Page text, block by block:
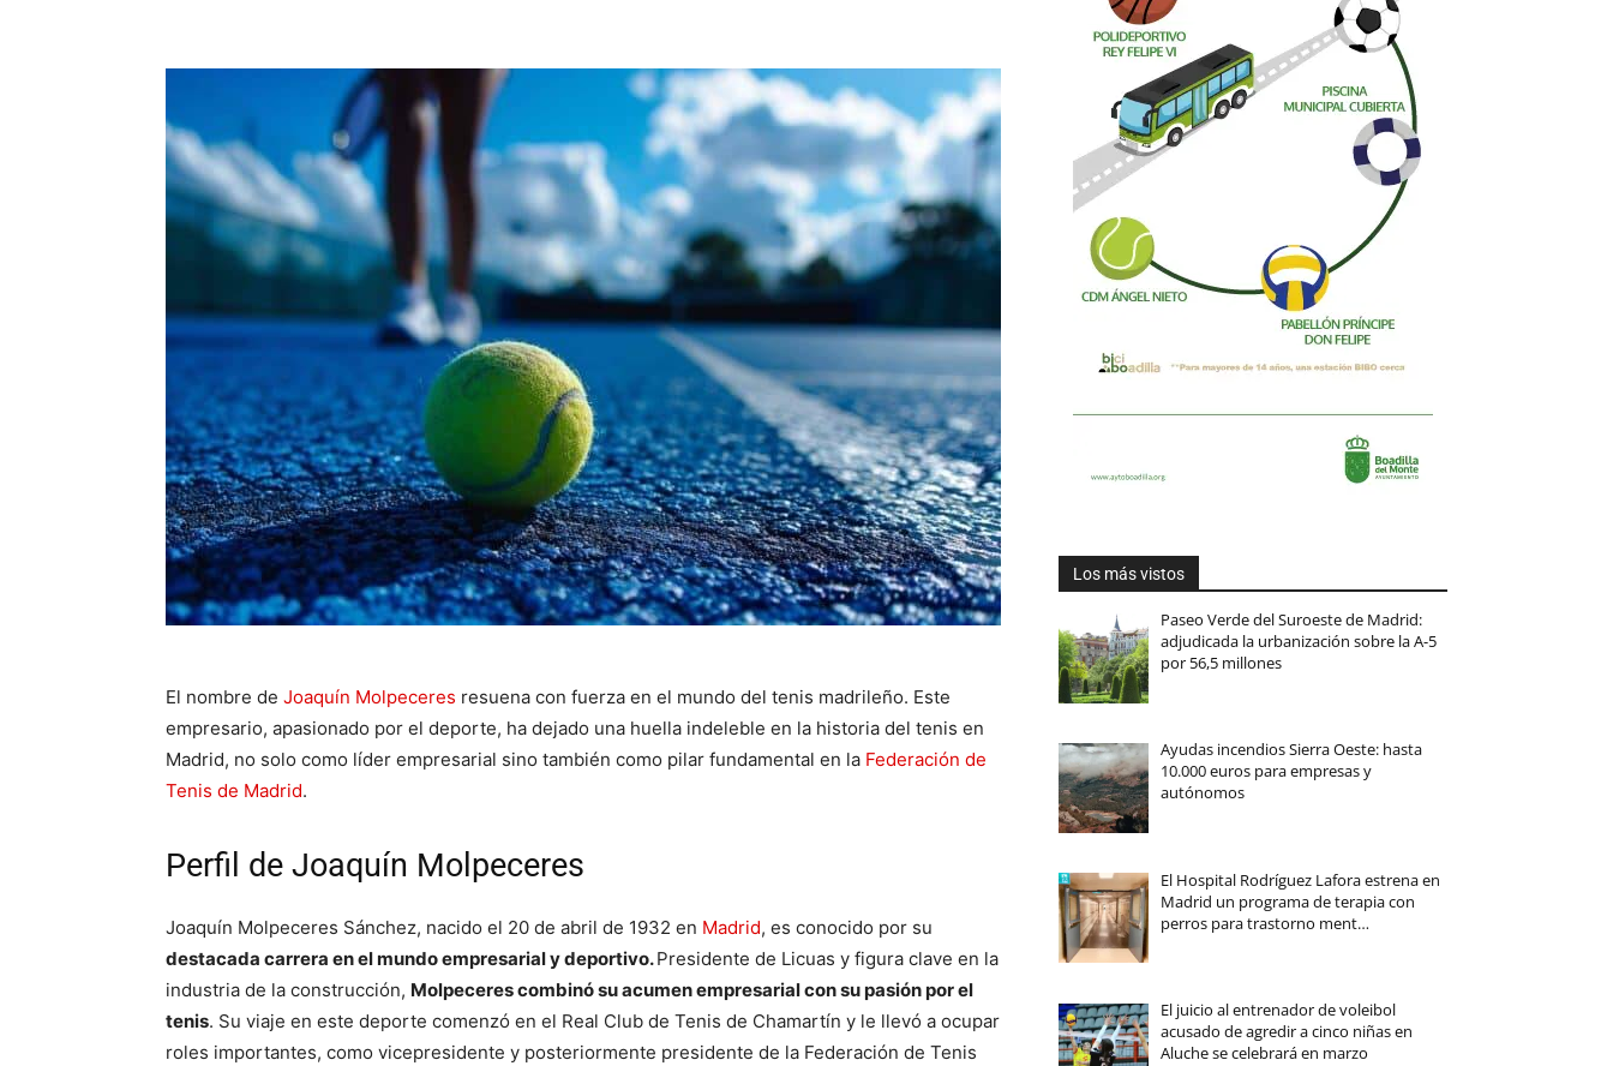
El nombre de Joaquín Molpeceres resuena con fuerza en el mundo del tenis madrileño. Este
empresario, apasionado por el deporte, ha dejado una huella indeleble en la historia del tenis en
Madrid, no solo como líder empresarial sino también como pilar fundamental en la Federación de
Tenis de Madrid.
Perfil de Joaquín Molpeceres
Joaquín Molpeceres Sánchez, nacido el 20 de abril de 1932 en Madrid, es conocido por su
destacada carrera en el mundo empresarial y deportivo.Presidente de Licuas y figura clave en la
industria de la construcción, Molpeceres combinó su acumen empresarial con su pasión por el
tenis. Su viaje en este deporte comenzó en el Real Club de Tenis de Chamartín y le llevó a ocupar
roles importantes, como vicepresidente y posteriormente presidente de la Federación de Tenis
Los más vistos
Paseo Verde del Suroeste de Madrid:
adjudicada la urbanización sobre la A-5
por 56,5 millones
Ayudas incendios Sierra Oeste: hasta
10.000 euros para empresas y
autónomos
El Hospital Rodríguez Lafora estrena en
Madrid un programa de terapia con
perros para trastorno ment…
El juicio al entrenador de voleibol
acusado de agredir a cinco niñas en
Aluche se celebrará en marzo